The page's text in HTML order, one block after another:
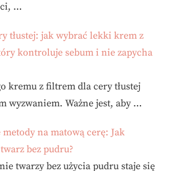
…
tłustej: jak wybrać lekki krem z
kontroluje sebum i nie zapycha
kremu z filtrem dla cery tłustej
wyzwaniem. Ważne jest, aby …
na matową cerę: Jak
bez pudru?
twarzy bez użycia pudru staje się